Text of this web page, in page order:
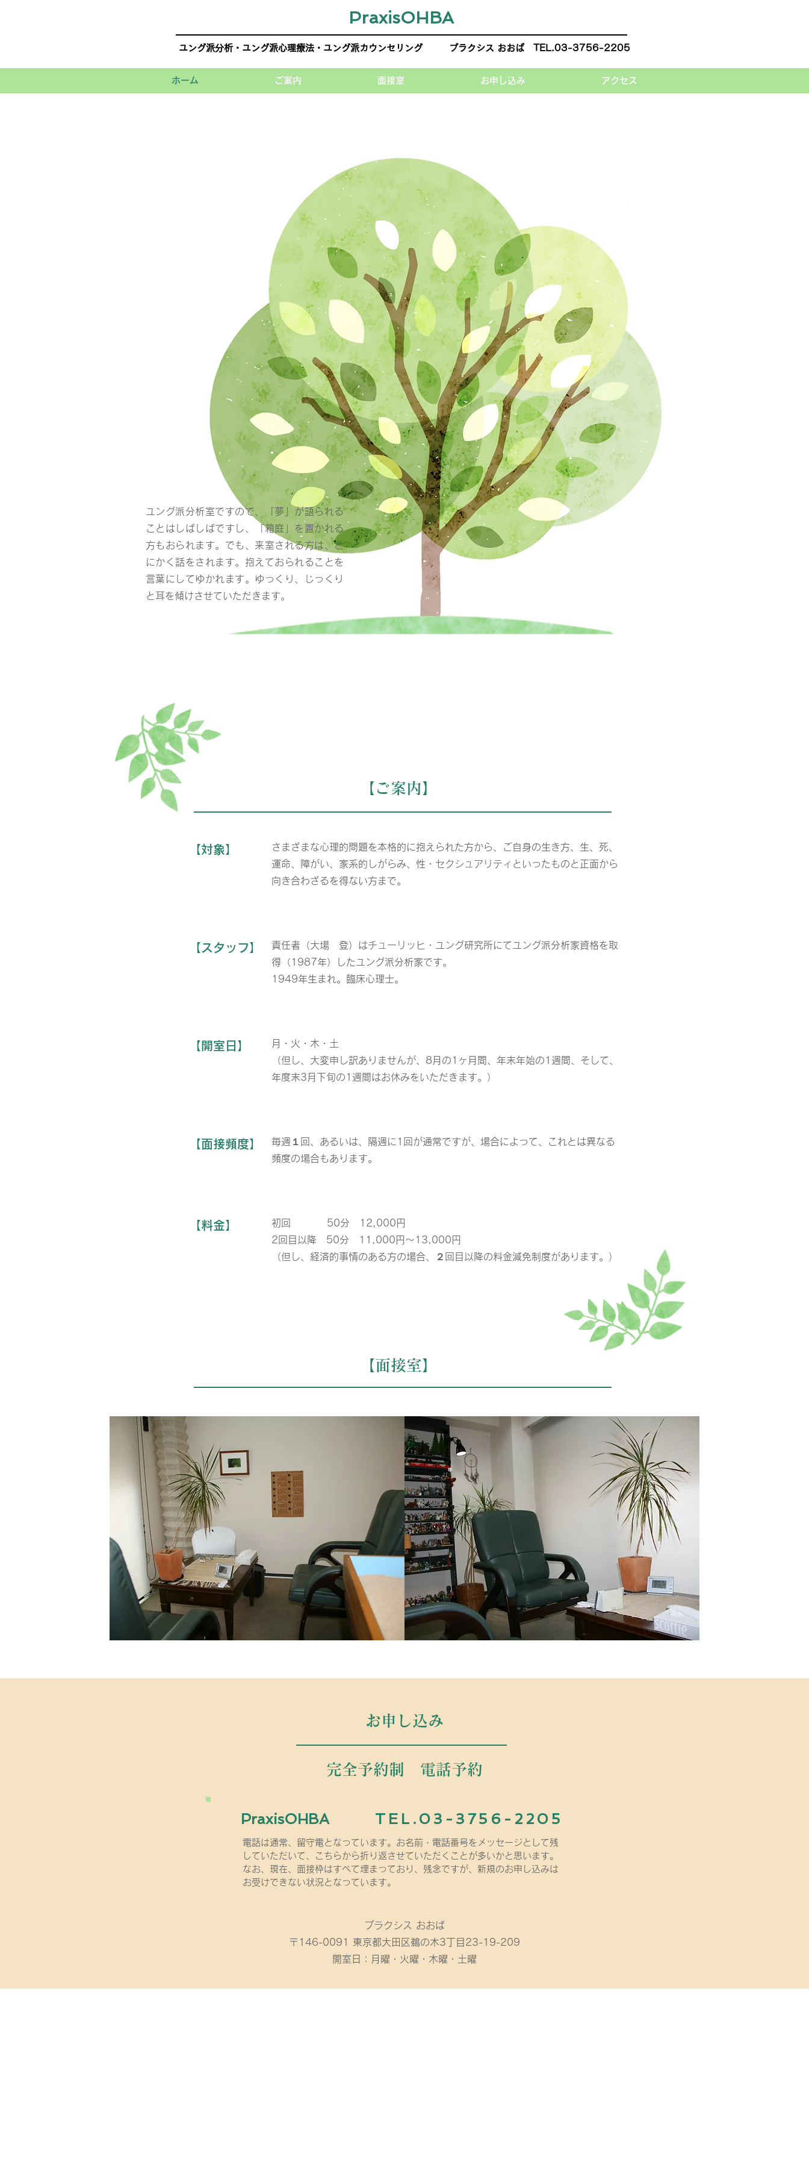
PraxisOHBA
ユング派分析・ユング派心理療法・ユング派カウンセリング プラクシス おおば TEL.03-3756-2205
ホーム ご案内 面接室 お申し込み アクセス
ユング派分析室ですので、「夢」が語られる
ことはしばしばですし、「箱庭」を置かれる
方もおられます。でも、来室される方は、と
にかく話をされます。抱えておられることを
言葉にしてゆかれます。ゆっくり、じっくり
と耳を傾けさせていただきます。
【ご案内】
【対象】
さまざまな心理的問題を本格的に抱えられた方から、ご自身の生き方、生、死、
運命、障がい、家系的しがらみ、性・セクシュアリティといったものと正面から
向き合わざるを得ない方まで。
【スタッフ】
責任者（大場 登）はチューリッヒ・ユング研究所にてユング派分析家資格を取
得（1987年）したユング派分析家です。
1949年生まれ。臨床心理士。
【開室日】
月・火・木・土
（但し、大変申し訳ありませんが、8月の1ヶ月間、年末年始の1週間、そして、
年度末3月下旬の1週間はお休みをいただきます。）
【面接頻度】
毎週１回、あるいは、隔週に1回が通常ですが、場合によって、これとは異なる
頻度の場合もあります。
【料金】
初回 50分 12,000円
2回目以降 50分 11,000円～13,000円
（但し、経済的事情のある方の場合、２回目以降の料金減免制度があります。）
​【面接室】
お申し込み
完全予約制 電話予約
PraxisOHBA TEL.03-3756-2205
電話は通常、留守電となっています。お名前・電話番号をメッセージとして残
していただいて、こちらから折り返させて いた だくことが多いかと思います。
なお、現在、面接枠はすべて埋まっており、残念ですが、新規のお申し込みは
お受けできない状況となっています。
プラクシス おおば
〒146-0091 東京都大田区鵜の木3丁目23-19-209
開室日：月曜・火曜・木曜・土曜